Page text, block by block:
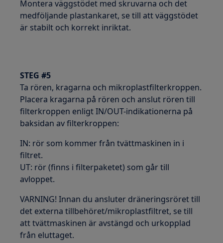
Montera väggstödet med skruvarna och det
medföljande plastankaret, se till att väggstödet
är stabilt och korrekt inriktat.
STEG #5
Ta rören, kragarna och mikroplastfilterkroppen.
Placera kragarna på rören och anslut rören till
filterkroppen enligt IN/OUT-indikationerna på
baksidan av filterkroppen:
IN: rör som kommer från tvättmaskinen in i
filtret.
UT: rör (finns i filterpaketet) som går till
avloppet.
VARNING! Innan du ansluter dräneringsröret till
det externa tillbehöret/mikroplastfiltret, se till
att tvättmaskinen är avstängd och urkopplad
från eluttaget.